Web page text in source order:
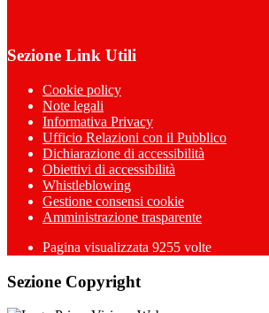
Sezione Link Utili
Cookie policy
Note legali
Informativa Privacy
Ufficio Relazioni con il Pubblico
Dichiarazione di accessibilità
Obiettivi di accessibilità
Whistleblowing
Gestione consensi cookie
Amministrazione trasparente
Pagina visualizzata 9255 volte
Sezione Copyright